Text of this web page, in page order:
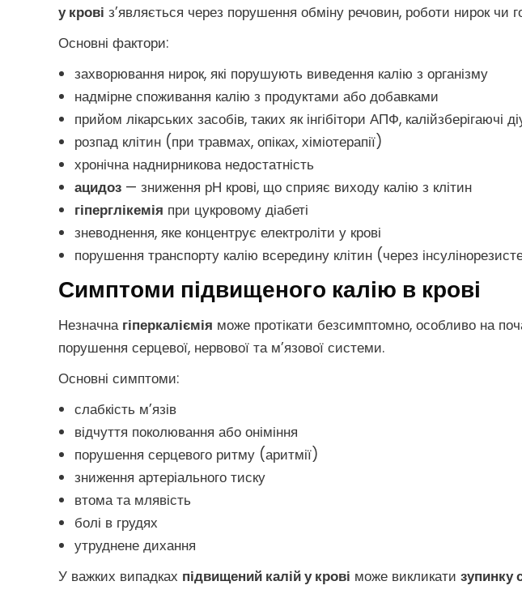
у крові з’являється через порушення обміну речовин, роботи нирок чи
Основні фактори:
захворювання нирок, які порушують виведення калію з організму
надмірне споживання калію з продуктами або добавками
прийом лікарських засобів, таких як інгібітори АПФ, калійзберігаючі
розпад клітин (при травмах, опіках, хіміотерапії)
хронічна наднирникова недостатність
ацидоз — зниження рН крові, що сприяє виходу калію з клітин
гіперглікемія при цукровому діабеті
зневоднення, яке концентрує електроліти у крові
порушення транспорту калію всередину клітин (через
Симптоми підвищеного калію в крові
Незначна гіперкаліємія може протікати безсимптомно, особливо на
порушення серцевої, нервової та м’язової системи.
Основні симптоми:
слабкість м’язів
відчуття поколювання або оніміння
порушення серцевого ритму (аритмії)
зниження артеріального тиску
втома та млявість
болі в грудях
утруднене дихання
У важких випадках підвищений калій у крові може викликати зупинку